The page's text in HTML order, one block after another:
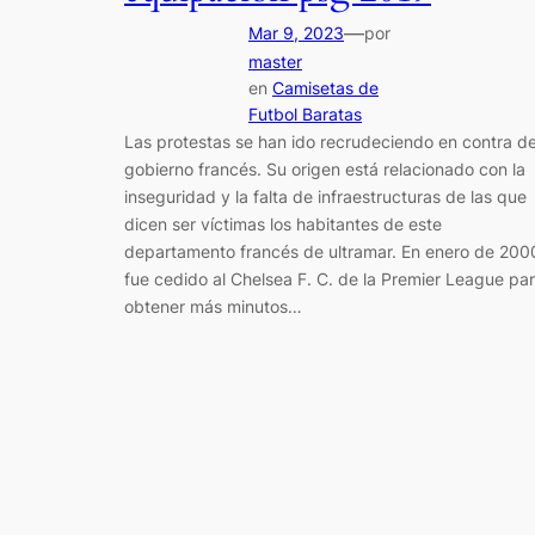
Mar 9, 2023—por
master
en Camisetas de
Futbol Baratas
Las protestas se han ido recrudeciendo en contra
gobierno francés. Su origen está relacionado con la
inseguridad y la falta de infraestructuras de las que
dicen ser víctimas los habitantes de este
departamento francés de ultramar. En enero de
fue cedido al Chelsea F. C. de la Premier League
obtener más minutos…